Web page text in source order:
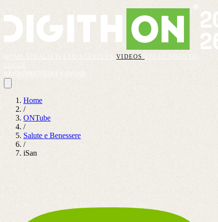
VIDEOS
REGOLAMENTO
Home
/
ONTube
/
Salute e Benessere
/
iSan